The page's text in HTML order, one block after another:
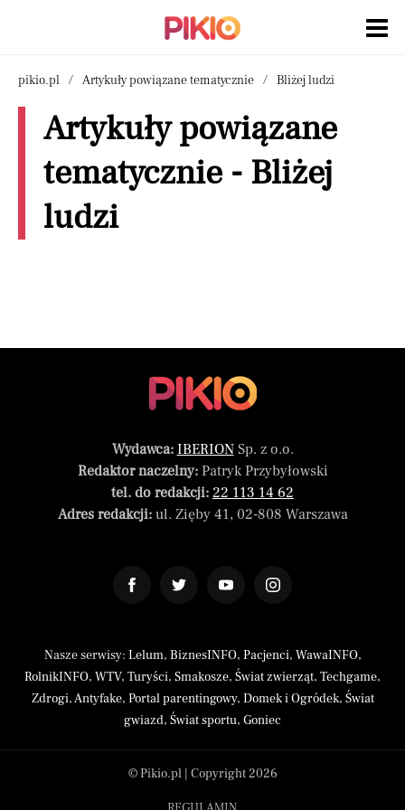
pikio.pl Artykuły powiązane tematycznie Bliżej ludzi
Artykuły powiązane
tematycznie - Bliżej
ludzi
Wydawca: IBERIONSp. z o.o.
Redaktor naczelny:Patryk Przybyłowski
tel. do redakcji: 22 113 14 62
Adres redakcji:ul. Zięby 41, 02-808 Warszawa
Nasze serwisy: Lelum, BiznesINFO, Pacjenci, WawaINFO,
RolnikINFO, WTV, Turyści, Smakosze, Świat zwierząt, Techgame,
Zdrogi,Antyfake, Portal parentingowy, Domek i Ogródek, Świat
gwiazd, Świat sportu, Goniec
© Pikio.pl | Copyright 2026